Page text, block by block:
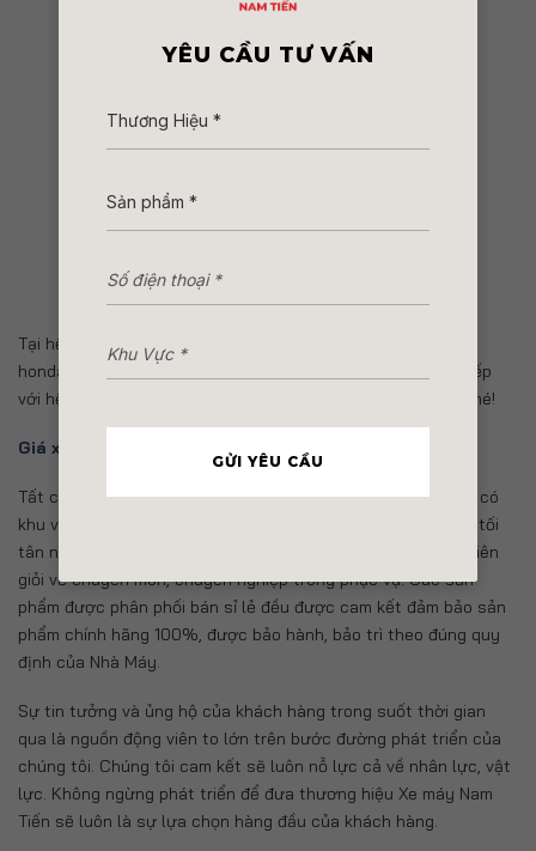
Tại hệ thống cửa hàng xe máy Nam Tiến có dịch vụ mua xe
honda wave alpha trả góp, quý khách có thể liên hệ trực tiếp
với hệ thống để được tư vấn về các hình thức trả góp xe nhé!
Giá xe wave alpha mới nhất hôm nay
Tất cả các cửa hàng thuộc Hệ thống Xe máy Nam Tiến đều có
khu vực bảo trì, sữa chữa, với những trang thiết bị hiện đại tối
tân nhất. Ngoài ra, chúng tôi còn sở hữu đội ngũ kỹ thuật viên
giỏi về chuyên môn, chuyên nghiệp trong phục vụ. Các sản
phẩm được phân phối bán sỉ lẻ đều được cam kết đảm bảo sản
phẩm chính hãng 100%, được bảo hành, bảo trì theo đúng quy
định của Nhà Máy.
Sự tin tưởng và ủng hộ của khách hàng trong suốt thời gian
qua là nguồn động viên to lớn trên bước đường phát triển của
chúng tôi. Chúng tôi cam kết sẽ luôn nỗ lực cả về nhân lực, vật
lực. Không ngừng phát triển để đưa thương hiệu Xe máy Nam
Tiến sẽ luôn là sự lựa chọn hàng đầu của khách hàng.
YÊU CẦU TƯ VẤN
GỬI YÊU CẦU